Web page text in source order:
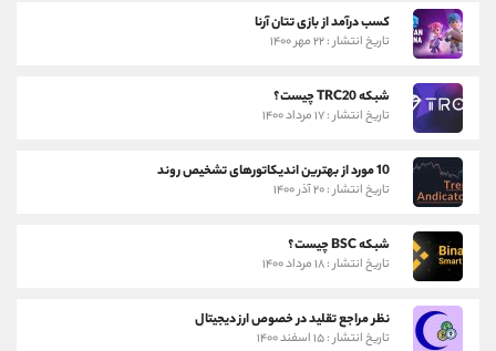
کسب درآمد از بازی تتان آرنا
تاریخ انتشار : ۲۲ مهر ۱۴۰۰
شبکه TRC20 چیست؟
تاریخ انتشار : ۱۷ مرداد ۱۴۰۰
10 مورد از بهترین اندیکاتورهای تشخیص روند
تاریخ انتشار : ۲۰ آذر ۱۴۰۰
شبکه BSC چیست؟
تاریخ انتشار : ۱۸ مرداد ۱۴۰۰
نظر مراجع تقلید در خصوص ارز دیجیتال
تاریخ انتشار : ۱۵ اسفند ۱۴۰۰